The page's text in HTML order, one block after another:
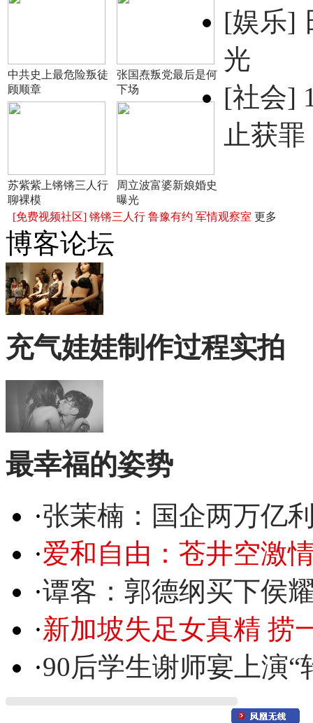
中共史上最危险叛徒
顾顺章
张国焘叛党最后是何
下场
苏紫紫上锵锵三人行
聊裸模
周立波富婆新娘婚史
曝光
[娱乐]
光
[社会]
止获罪
[免费视频社区] 锵锵三人行 鲁豫有约 军情观察室 更多
博客论坛
充气娃娃制作过程实拍
最幸福的姿势
·张茉楠：国企两万亿
·爱和自由：苍井空激
·谭客：郭德纲买下侯
·新加坡失足女真精 捞
·90后学生谢师宴上演“